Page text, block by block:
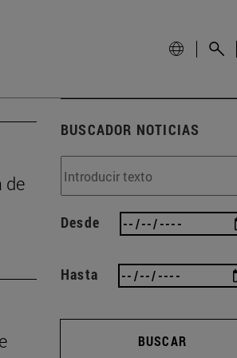
de
BUSCADOR NOTICIAS
Desde
Hasta
BUSCAR